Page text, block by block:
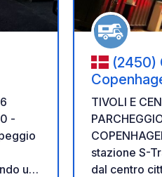
un
(2450)
TIVOLI E
COPENHAGEN - A soli 100 metri
stazione S-
dal centro